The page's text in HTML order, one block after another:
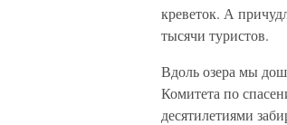
креветок. А
тысячи туристов.
Вдоль озера мы
Комитета по
десятилетиями